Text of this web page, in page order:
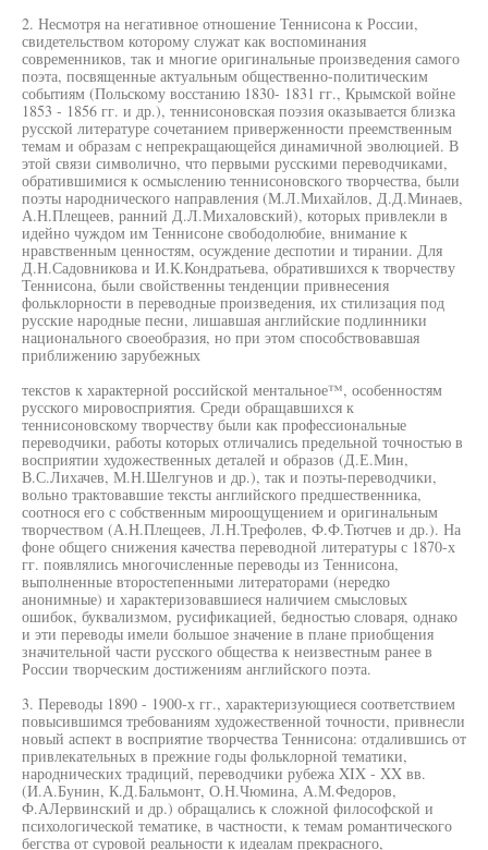
2. Несмотря на негативное отношение Теннисона к России,
свидетельством которому служат как воспоминания
современников, так и многие оригинальные произведения самого
поэта, посвященные актуальным общественно-политическим
событиям (Польскому восстанию 1830- 1831 гг., Крымской войне
1853 - 1856 гг. и др.), теннисоновская поэзия оказывается близка
русской литературе сочетанием приверженности преемственным
темам и образам с непрекращающейся динамичной эволюцией. В
этой связи символично, что первыми русскими переводчиками,
обратившимися к осмыслению теннисоновского творчества, были
поэты народнического направления (М.Л.Михайлов, Д.Д.Минаев,
А.Н.Плещеев, ранний Д.Л.Михаловский), которых привлекли в
идейно чуждом им Теннисоне свободолюбие, внимание к
нравственным ценностям, осуждение деспотии и тирании. Для
Д.Н.Садовникова и И.К.Кондратьева, обратившихся к творчеству
Теннисона, были свойственны тенденции привнесения
фольклорности в переводные произведения, их стилизация под
русские народные песни, лишавшая английские подлинники
национального своеобразия, но при этом способствовавшая
приближению зарубежных
текстов к характерной российской ментальное™, особенностям
русского мировосприятия. Среди обращавшихся к
теннисоновскому творчеству были как профессиональные
переводчики, работы которых отличались предельной точностью в
восприятии художественных деталей и образов (Д.Е.Мин,
В.С.Лихачев, М.Н.Шелгунов и др.), так и поэты-переводчики,
вольно трактовавшие тексты английского предшественника,
соотнося его с собственным мироощущением и оригинальным
творчеством (А.Н.Плещеев, Л.Н.Трефолев, Ф.Ф.Тютчев и др.). На
фоне общего снижения качества переводной литературы с 1870-х
гг. появлялись многочисленные переводы из Теннисона,
выполненные второстепенными литераторами (нередко
анонимные) и характеризовавшиеся наличием смысловых
ошибок, буквализмом, русификацией, бедностью словаря, однако
и эти переводы имели большое значение в плане приобщения
значительной части русского общества к неизвестным ранее в
России творческим достижениям английского поэта.
3. Переводы 1890 - 1900-х гг., характеризующиеся соответствием
повысившимся требованиям художественной точности, привнесли
новый аспект в восприятие творчества Теннисона: отдалившись от
привлекательных в прежние годы фольклорной тематики,
народнических традиций, переводчики рубежа XIX - XX вв.
(И.А.Бунин, К.Д.Бальмонт, О.Н.Чюмина, А.М.Федоров,
Ф.АЛервинский и др.) обращались к сложной философской и
психологической тематике, в частности, к темам романтического
бегства от суровой реальности к идеалам прекрасного,